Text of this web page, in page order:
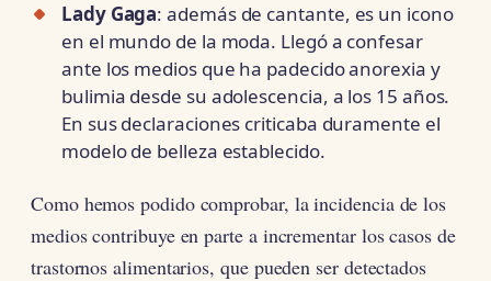
Lady Gaga: además de cantante, es un icono
en el mundo de la moda. Llegó a confesar
ante los medios que ha padecido anorexia y
bulimia desde su adolescencia, a los 15 años.
En sus declaraciones criticaba duramente el
modelo de belleza establecido.
Como hemos podido comprobar, la incidencia de los
medios contribuye en parte a incrementar los casos de
trastornos alimentarios, que pueden ser detectados